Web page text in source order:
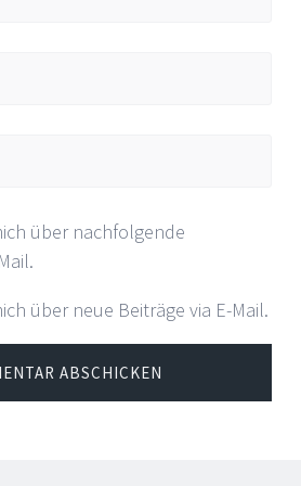
über nachfolgende
über neue Beiträge via E-Mail.